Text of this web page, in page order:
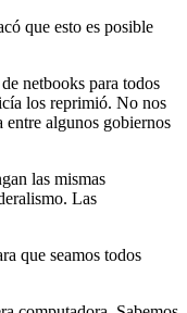
que esto es posible
netbooks para todos
los reprimió. No nos
entre algunos gobiernos
las mismas
Las
que seamos todos